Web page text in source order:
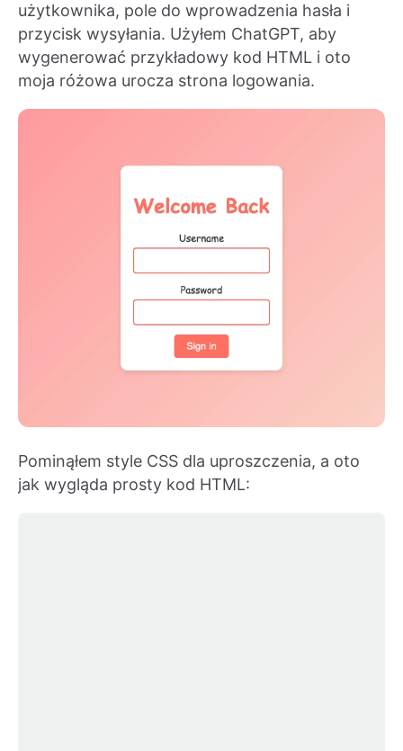
użytkownika, pole do wprowadzenia hasła i
przycisk wysyłania. Użyłem ChatGPT, aby
wygenerować przykładowy kod HTML i oto
moja różowa urocza strona logowania.
Pominąłem style CSS dla uproszczenia, a oto
jak wygląda prosty kod HTML: